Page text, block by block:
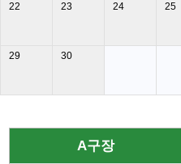
22 23 24 25
29 30
A구장